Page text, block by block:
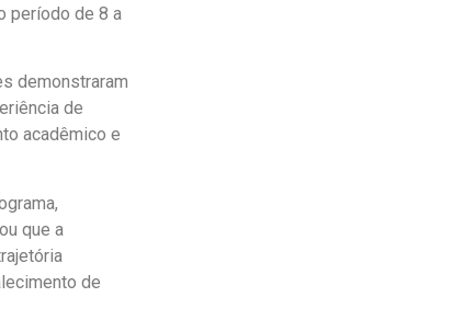
período de 8 a
demonstraram
de
acadêmico e
que a
de